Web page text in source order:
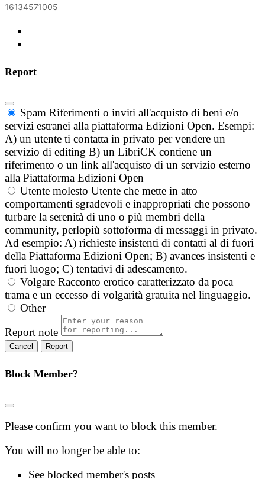
16134571005
Report
Spam Riferimenti o inviti all'acquisto di beni e/o
servizi estranei alla piattaforma Edizioni Open. Esempi:
A) un utente ti contatta in privato per vendere un
servizio di editing B) un LibriCK contiene un
riferimento o un link all'acquisto di un servizio esterno
alla Piattaforma Edizioni Open
Utente molesto Utente che mette in atto
comportamenti sgradevoli e inappropriati che possono
turbare la serenità di uno o più membri della
community, perlopiù sottoforma di messaggi in privato.
Ad esempio: A) richieste insistenti di contatti al di fuori
della Piattaforma Edizioni Open; B) avances insistenti e
fuori luogo; C) tentativi di adescamento.
Volgare Racconto erotico caratterizzato da poca
trama e un eccesso di volgarità gratuita nel linguaggio.
Other
Report note
Report
Block Member?
Please confirm you want to block this member.
You will no longer be able to:
See blocked member's posts